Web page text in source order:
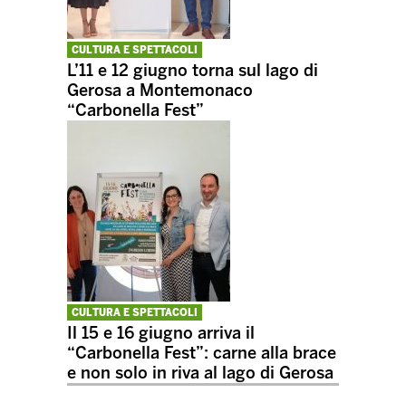
CULTURA E SPETTACOLI
L’11 e 12 giugno torna sul lago di
Gerosa a Montemonaco
“Carbonella Fest”
CULTURA E SPETTACOLI
Il 15 e 16 giugno arriva il
“Carbonella Fest”: carne alla brace
e non solo in riva al lago di Gerosa